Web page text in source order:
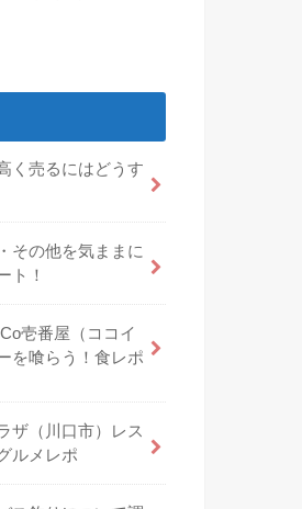
く売るにはどうす
その他を気ままに
ト！
壱番屋（ココイ
を喰らう！食レポ
ザ（川口市）レス
ルメレポ